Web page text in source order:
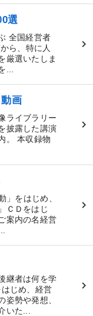
選
全国経営者
ら、特に人
厳選いたしま
...
画
ライブラリー
披露した講演
。 本収録物
」をはじめ、
ＣＤをはじ
案内の名経営
継者は何を学
じめ、経営
姿勢や発想、
いた...